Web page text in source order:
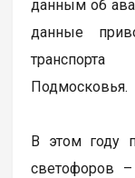
данным об
данные
Подмосковья.
В этом году
светофоров